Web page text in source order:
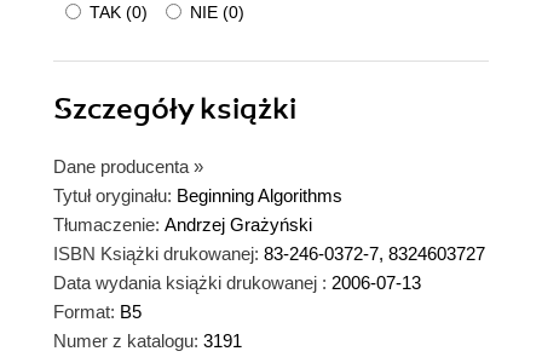
TAK (0) NIE (0)
Szczegółyksiążki
Dane producenta »
Tytuł oryginału: Beginning Algorithms
Tłumaczenie: Andrzej Grażyński
ISBN Książki drukowanej: 83-246-0372-7, 8324603727
Data wydania książki drukowanej : 2006-07-13
Format: B5
Numer z katalogu: 3191